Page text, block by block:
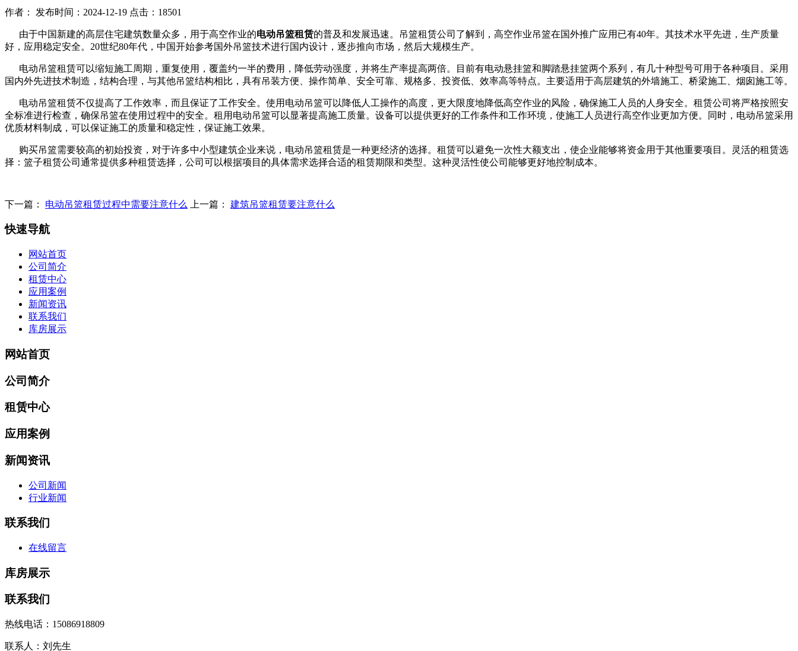
作者： 发布时间：2024-12-19 点击：18501
由于中国新建的高层住宅建筑数量众多，用于高空作业的电动吊篮租赁的普及和发展迅速。吊篮租赁公司了解到，高空作业吊篮在国外推广应用已有40年。其技术水平先进，生产质量
好，应用稳定安全。20世纪80年代，中国开始参考国外吊篮技术进行国内设计，逐步推向市场，然后大规模生产。
电动吊篮租赁可以缩短施工周期，重复使用，覆盖约一半的费用，降低劳动强度，并将生产率提高两倍。目前有电动悬挂篮和脚踏悬挂篮两个系列，有几十种型号可用于各种项目。采用
国内外先进技术制造，结构合理，与其他吊篮结构相比，具有吊装方便、操作简单、安全可靠、规格多、投资低、效率高等特点。主要适用于高层建筑的外墙施工、桥梁施工、烟囱施工等。
电动吊篮租赁不仅提高了工作效率，而且保证了工作安全。使用电动吊篮可以降低人工操作的高度，更大限度地降低高空作业的风险，确保施工人员的人身安全。租赁公司将严格按照安
全标准进行检查，确保吊篮在使用过程中的安全。租用电动吊篮可以显著提高施工质量。设备可以提供更好的工作条件和工作环境，使施工人员进行高空作业更加方便。同时，电动吊篮采用
优质材料制成，可以保证施工的质量和稳定性，保证施工效果。
购买吊篮需要较高的初始投资，对于许多中小型建筑企业来说，电动吊篮租赁是一种更经济的选择。租赁可以避免一次性大额支出，使企业能够将资金用于其他重要项目。灵活的租赁选
择：篮子租赁公司通常提供多种租赁选择，公司可以根据项目的具体需求选择合适的租赁期限和类型。这种灵活性使公司能够更好地控制成本。
下一篇： 电动吊篮租赁过程中需要注意什么 上一篇： 建筑吊篮租赁要注意什么
快速导航
网站首页
公司简介
租赁中心
应用案例
新闻资讯
联系我们
库房展示
网站首页
公司简介
租赁中心
应用案例
新闻资讯
公司新闻
行业新闻
联系我们
在线留言
库房展示
联系我们
热线电话：15086918809
联系人：刘先生